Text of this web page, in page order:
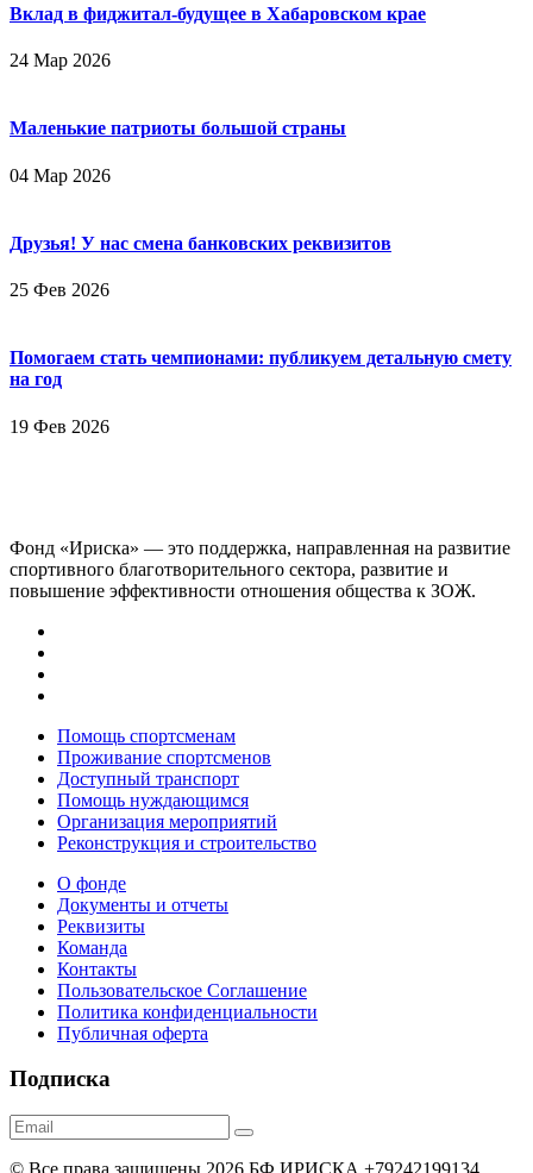
Вклад в фиджитал-будущее в Хабаровском крае
24 Мар 2026
Маленькие патриоты большой страны
04 Мар 2026
Друзья! У нас смена банковских реквизитов
25 Фев 2026
Помогаем стать чемпионами: публикуем детальную смету
на год
19 Фев 2026
Фонд «Ириска» — это поддержка, направленная на развитие
спортивного благотворительного сектора, развитие и
повышение эффективности отношения общества к ЗОЖ.
Помощь спортсменам
Проживание спортсменов
Доступный транспорт
Помощь нуждающимся
Организация мероприятий
Реконструкция и строительство
О фонде
Документы и отчеты
Реквизиты
Команда
Контакты
Пользовательское Соглашение
Политика конфиденциальности
Публичная оферта
Подписка
© Все права защищены 2026 БФ ИРИСКА +79242199134